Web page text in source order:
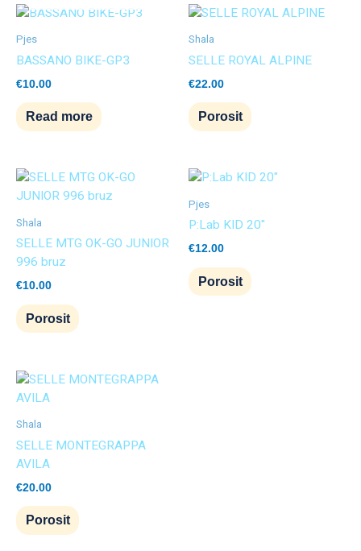
Pjes
BASSANO BIKE-GP3
€10.00
Read more
Shala
SELLE ROYAL ALPINE
€22.00
Porosit
Shala
SELLE MTG OK-GO JUNIOR
996 bruz
€10.00
Porosit
Pjes
P:Lab KID 20″
€12.00
Porosit
Shala
SELLE MONTEGRAPPA
AVILA
€20.00
Porosit